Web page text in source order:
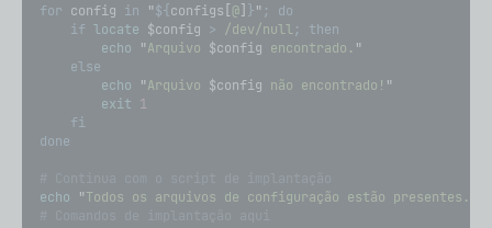
for config in "${ configs @ }" ;
do
if locate $config > /dev/null;
then
echo
"Arquivo $config encontrado. "
else
echo
"Arquivo $config não encontrado! "
exit 1
fi
done
echo
"Todos os arquivos de configuração estão presentes.